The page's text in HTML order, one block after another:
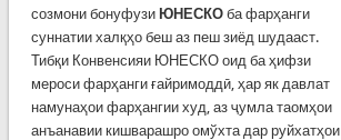
созмони бонуфузи ЮНЕСКОба фарҳанги
суннатии халқҳо беш аз пеш зиёд шудааст.
Тибқи Конвенсияи ЮНЕСКО оид ба ҳифзи
мероси фарҳанги ғайримоддӣ, ҳар як давлат
намунаҳои фарҳангии худ, аз ҷумла таомҳои
анъанавии кишварашро омўхта дар руйхатҳои